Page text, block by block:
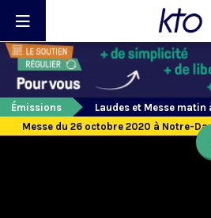
Émissions
Laudes et Messe
Messe du 26 octobre 2020 à Notre-